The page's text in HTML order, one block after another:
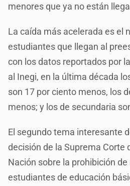
menores que ya no están
La caída más acelerada es el
estudiantes que llegan al
con los datos reportados por
al Inegi, en la última década
son 17 por ciento menos, los
menos; y los de secundaria
El segundo tema interesante
decisión de la Suprema Corte
Nación sobre la prohibición de
estudiantes de educación